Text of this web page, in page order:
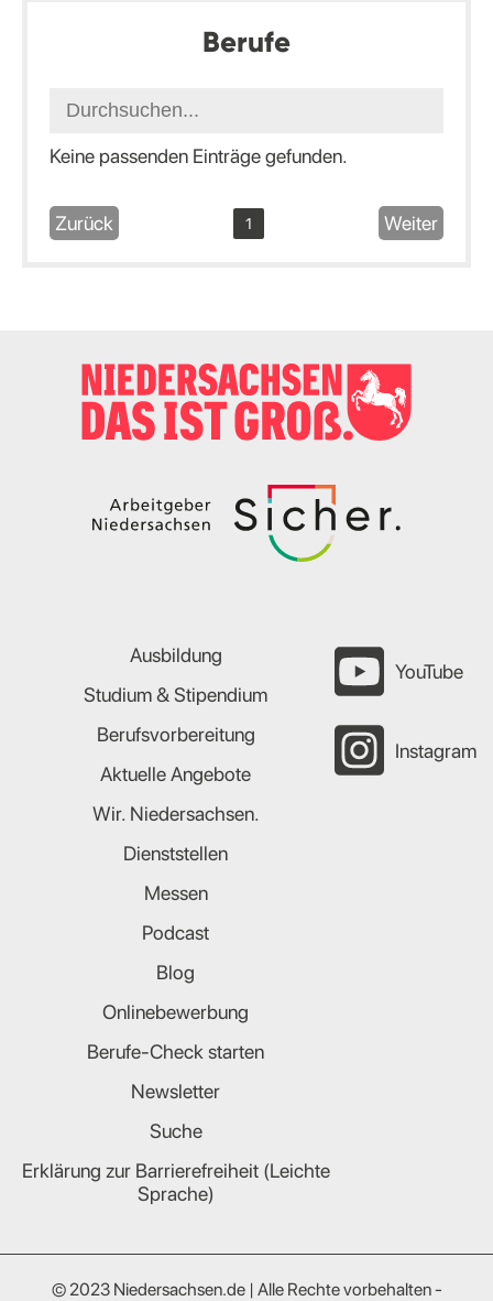
Berufe
Keine passenden Einträge gefunden.
Zurück 1 Weiter
Ausbildung
Studium & Stipendium
Berufsvorbereitung
Aktuelle Angebote
Wir. Niedersachsen.
Dienststellen
Messen
Podcast
Blog
Onlinebewerbung
Berufe-Check starten
Newsletter
Suche
Erklärung zur Barrierefreiheit (Leichte
Sprache)
YouTube
Instagram
© 2023 Niedersachsen.de | Alle Rechte vorbehalten -